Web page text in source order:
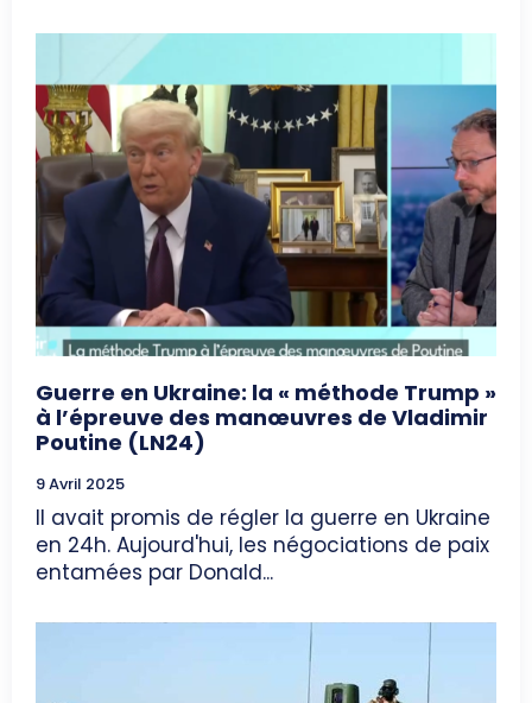
Guerre en Ukraine: la « méthode Trump »
à l’épreuve des manœuvres de Vladimir
Poutine (LN24)
9 Avril 2025
Il avait promis de régler la guerre en Ukraine
en 24h. Aujourd'hui, les négociations de paix
entamées par Donald...